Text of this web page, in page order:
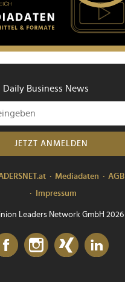
Business News
JETZT ANMELDEN
Mediadaten AGB
Impressum
Leaders Network GmbH 2026